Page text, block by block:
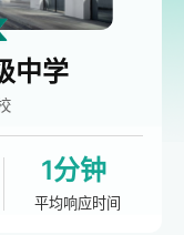
中学
1分钟
平均响应时间